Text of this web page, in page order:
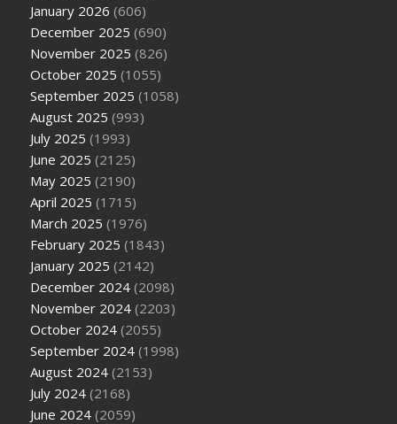
January 2026 (606)
December 2025 (690)
November 2025 (826)
October 2025 (1055)
September 2025 (1058)
August 2025 (993)
July 2025 (1993)
June 2025 (2125)
May 2025 (2190)
April 2025 (1715)
March 2025 (1976)
February 2025 (1843)
January 2025 (2142)
December 2024 (2098)
November 2024 (2203)
October 2024 (2055)
September 2024 (1998)
August 2024 (2153)
July 2024 (2168)
June 2024 (2059)